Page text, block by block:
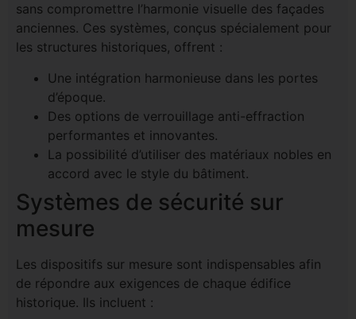
sans compromettre l’harmonie visuelle des façades
anciennes. Ces systèmes, conçus spécialement pour
les structures historiques, offrent :
Une intégration harmonieuse dans les portes
d’époque.
Des options de verrouillage anti-effraction
performantes et innovantes.
La possibilité d’utiliser des matériaux nobles en
accord avec le style du bâtiment.
Systèmes de sécurité sur
mesure
Les dispositifs sur mesure sont indispensables afin
de répondre aux exigences de chaque édifice
historique. Ils incluent :